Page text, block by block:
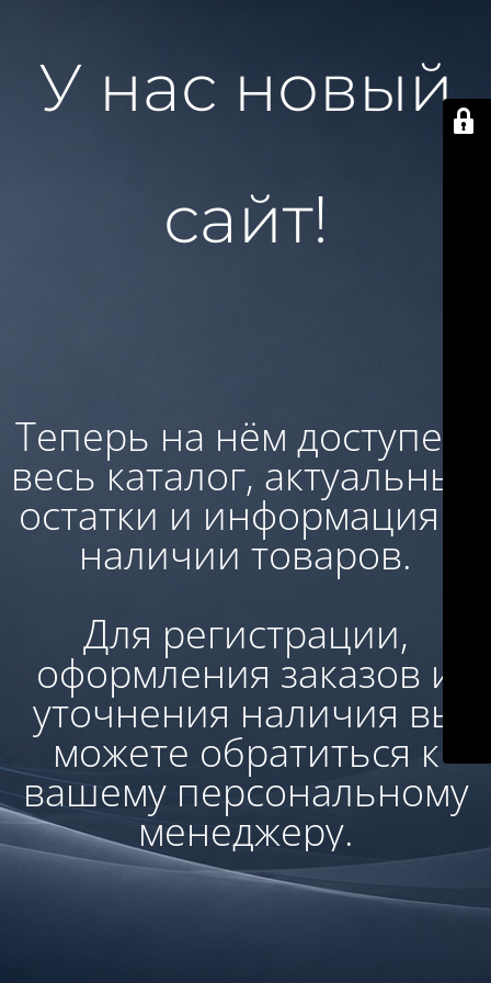
У нас новый
сайт!
Теперь на нём доступен:
весь каталог, актуальные
остатки и информация о
наличии товаров.
Для регистрации,
оформления заказов и
уточнения наличия вы
можете обратиться к
вашему персональному
менеджеру.